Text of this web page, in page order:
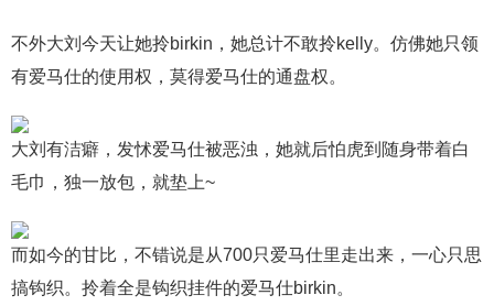
不外大刘今天让她拎birkin，她总计不敢拎kelly。仿佛她只领
有爱马仕的使用权，莫得爱马仕的通盘权。
大刘有洁癖，发怵爱马仕被恶浊，她就后怕虎到随身带着白
毛巾，独一放包，就垫上~
而如今的甘比，不错说是从700只爱马仕里走出来，一心只思
搞钩织。拎着全是钩织挂件的爱马仕birkin。